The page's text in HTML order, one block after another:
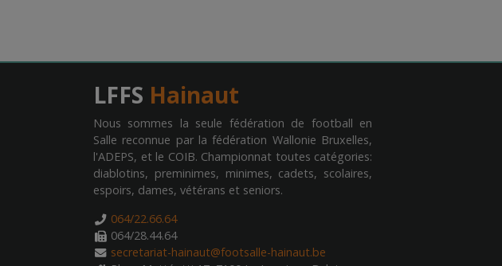
LFFS Hainaut
Nous sommes la seule fédération de football en
Salle reconnue par la fédération Wallonie Bruxelles,
l'ADEPS, et le COIB. Championnat toutes catégories:
diablotins, preminimes, minimes, cadets, scolaires,
espoirs, dames, vétérans et seniors.
064/22.66.64
064/28.44.64
secretariat-hainaut@footsalle-hainaut.be